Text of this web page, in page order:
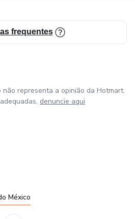
frequentes
representa a opinião da Hotmart.
denuncie aqui
México